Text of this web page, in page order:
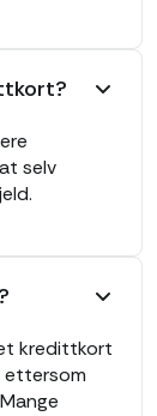
selv
kredittkort
ettersom